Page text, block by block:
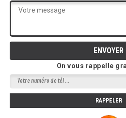
On vous rappelle